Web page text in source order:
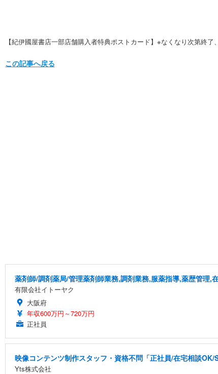
【紀伊國屋書店一部店舗購入者特典ポストカード】※なくなり次第終
この記事へ戻る
薬剤師/調剤薬局/管理薬剤師業務,調剤業務,服薬指導,薬歴管理,
有限会社イトーヤク
大阪府
年収600万円～720万円
正社員
映像コンテンツ制作スタッフ・資格不問「正社員/在宅相談
Yts株式会社